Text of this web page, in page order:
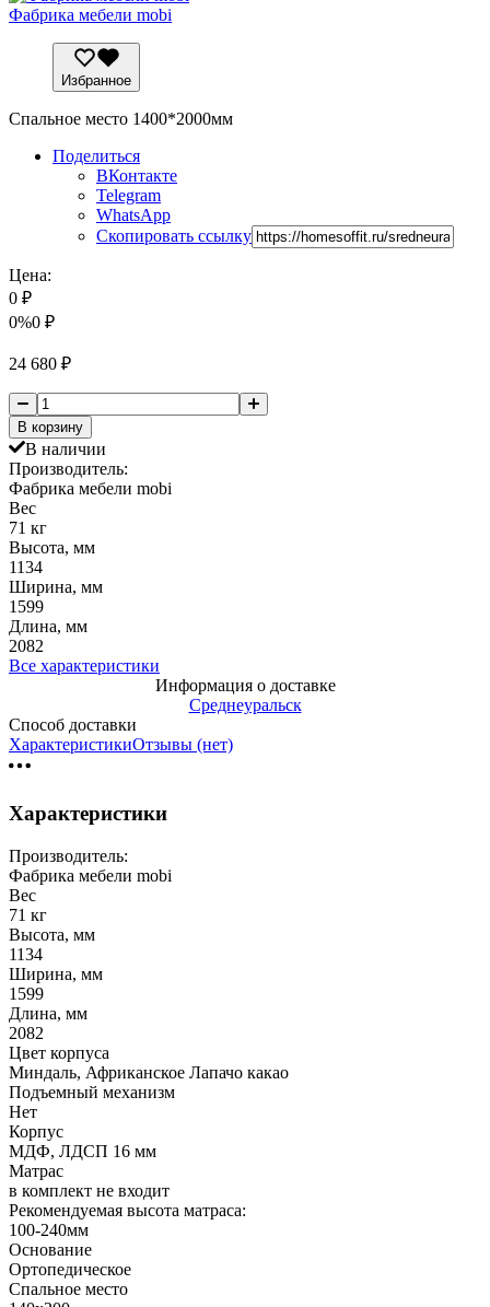
Фабрика мебели mobi
Избранное
Спальное место 1400*2000мм
Поделиться
ВКонтакте
Telegram
WhatsApp
Скопировать ссылку
Цена:
0 ₽
0%0 ₽
24 680 ₽
В корзину
В наличии
Производитель:
Фабрика мебели mobi
Вес
71 кг
Высота, мм
1134
Ширина, мм
1599
Длина, мм
2082
Все характеристики
Информация о доставке
Среднеуральск
Способ доставки
ХарактеристикиОтзывы (нет)
Характеристики
Производитель:
Фабрика мебели mobi
Вес
71 кг
Высота, мм
1134
Ширина, мм
1599
Длина, мм
2082
Цвет корпуса
Миндаль, Африканское Лапачо какао
Подъемный механизм
Нет
Корпус
МДФ, ЛДСП 16 мм
Матрас
в комплект не входит
Рекомендуемая высота матраса:
100-240мм
Основание
Ортопедическое
Спальное место